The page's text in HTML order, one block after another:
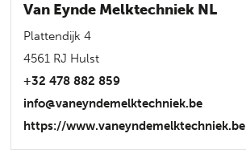
Van Eynde Melktechniek NL
Plattendijk 4
4561 RJ Hulst
+32 478 882 859
info@vaneyndemelktechniek.be
https://www.vaneyndemelktechniek.be